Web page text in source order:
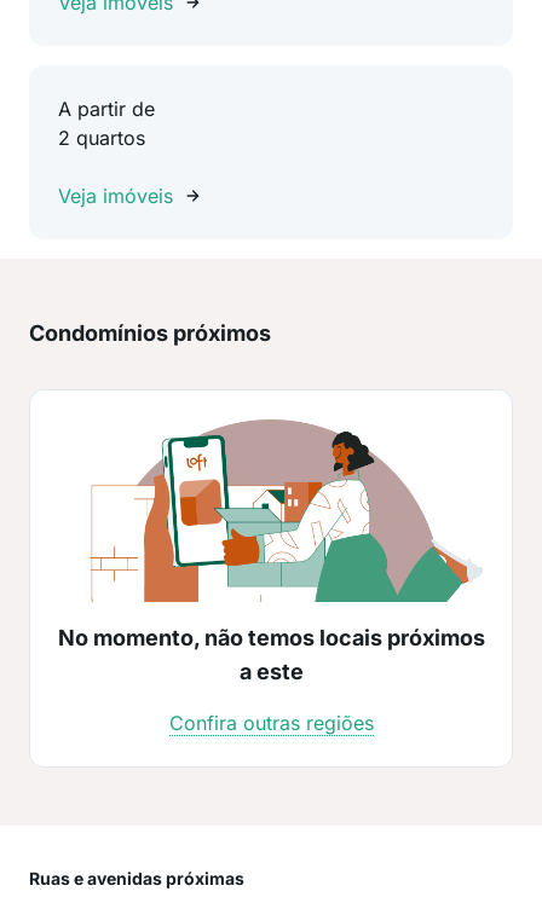
A partir de
2 quartos
Veja imóveis
Condomínios próximos
No momento, não temos locais próximos
a este
Confira outras regiões
Ruas e avenidas próximas